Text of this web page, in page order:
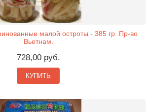
малой остроты - 385 гр. Пр-во
Вьетнам.
728,00 руб.
КУПИТЬ